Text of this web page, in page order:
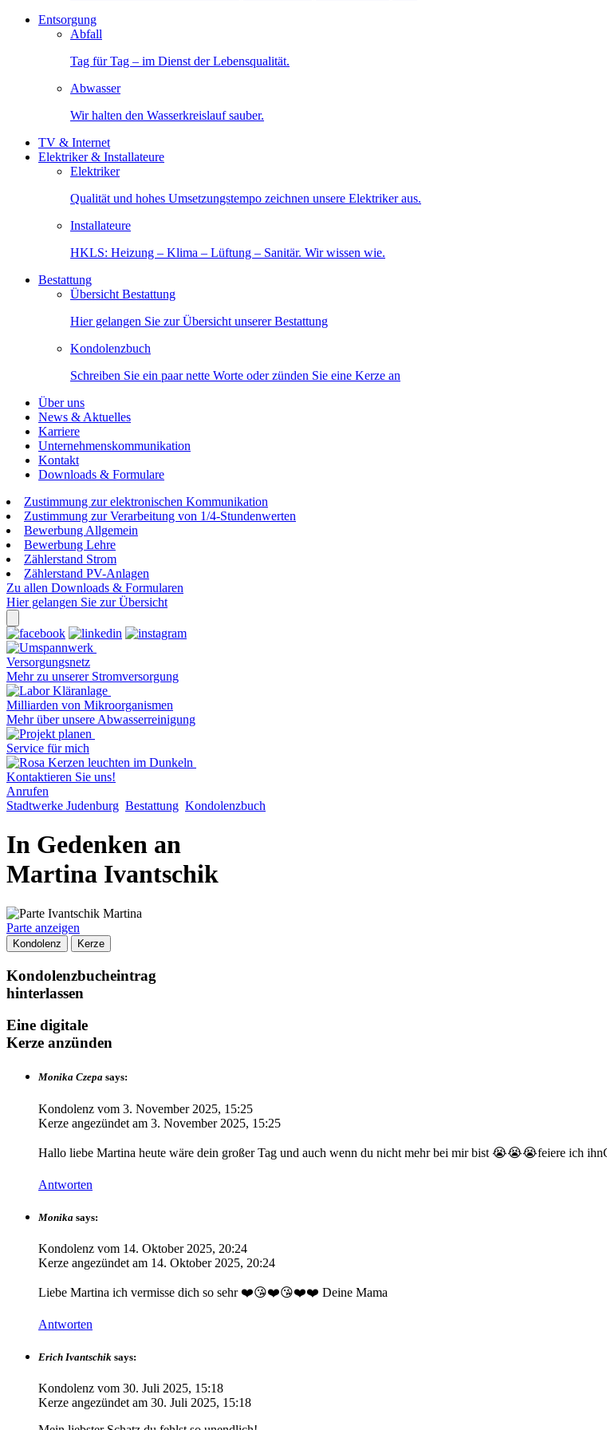
Entsorgung
Abfall
Tag für Tag – im Dienst der Lebensqualität.
Abwasser
Wir halten den Wasserkreislauf sauber.
TV & Internet
Elektriker & Installateure
Elektriker
Qualität und hohes Umsetzungstempo zeichnen unsere Elektriker aus.
Installateure
HKLS: Heizung – Klima – Lüftung – Sanitär. Wir wissen wie.
Bestattung
Übersicht Bestattung
Hier gelangen Sie zur Übersicht unserer Bestattung
Kondolenzbuch
Schreiben Sie ein paar nette Worte oder zünden Sie eine Kerze an
Über uns
News & Aktuelles
Karriere
Unternehmenskommunikation
Kontakt
Downloads & Formulare
Zustimmung zur elektronischen Kommunikation
Zustimmung zur Verarbeitung von 1/4-Stundenwerten
Bewerbung Allgemein
Bewerbung Lehre
Zählerstand Strom
Zählerstand PV-Anlagen
Zu allen Downloads & Formularen
Hier gelangen Sie zur Übersicht
Versorgungsnetz
Mehr zu unserer Stromversorgung
Milliarden von Mikroorganismen
Mehr über unsere Abwasserreinigung
Service für mich
Kontaktieren Sie uns!
Anrufen
Stadtwerke Judenburg Bestattung Kondolenzbuch
In Gedenken an
Martina Ivantschik
Parte anzeigen
Kondolenz Kerze
Kondolenzbucheintrag
hinterlassen
Eine digitale
Kerze anzünden
Monika Czepa says:
Kondolenz vom 3. November 2025, 15:25
Kerze angezündet am 3. November 2025, 15:25
Hallo liebe Martina heute wäre dein großer Tag und auch wenn du nicht mehr bei mir bist 😭😭😭feiere ich
Antworten
Monika says:
Kondolenz vom 14. Oktober 2025, 20:24
Kerze angezündet am 14. Oktober 2025, 20:24
Liebe Martina ich vermisse dich so sehr ❤️😘❤️😘❤️❤️ Deine Mama
Antworten
Erich Ivantschik says:
Kondolenz vom 30. Juli 2025, 15:18
Kerze angezündet am 30. Juli 2025, 15:18